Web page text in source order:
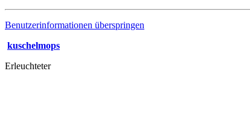
Benutzerinformationen überspringen
kuschelmops
Erleuchteter